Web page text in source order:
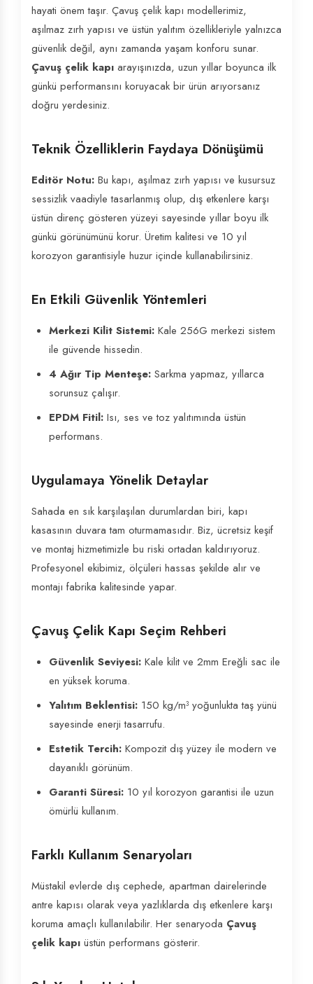
hayati önem taşır. Çavuş çelik kapı modellerimiz,
aşılmaz zırh yapısı ve üstün yalıtım özellikleriyle yalnızca
güvenlik değil, aynı zamanda yaşam konforu sunar.
Çavuş çelik kapı arayışınızda, uzun yıllar boyunca ilk
günkü performansını koruyacak bir ürün arıyorsanız
doğru yerdesiniz.
Teknik Özelliklerin Faydaya Dönüşümü
Editör Notu: Bu kapı, aşılmaz zırh yapısı ve kusursuz
sessizlik vaadiyle tasarlanmış olup, dış etkenlere karşı
üstün direnç gösteren yüzeyi sayesinde yıllar boyu ilk
günkü görünümünü korur. Üretim kalitesi ve 10 yıl
korozyon garantisiyle huzur içinde kullanabilirsiniz.
En Etkili Güvenlik Yöntemleri
Merkezi Kilit Sistemi: Kale 256G merkezi sistem
ile güvende hissedin.
4 Ağır Tip Menteşe: Sarkma yapmaz, yıllarca
sorunsuz çalışır.
EPDM Fitil: Isı, ses ve toz yalıtımında üstün
performans.
Uygulamaya Yönelik Detaylar
Sahada en sık karşılaşılan durumlardan biri, kapı
kasasının duvara tam oturmamasıdır. Biz, ücretsiz keşif
ve montaj hizmetimizle bu riski ortadan kaldırıyoruz.
Profesyonel ekibimiz, ölçüleri hassas şekilde alır ve
montajı fabrika kalitesinde yapar.
Çavuş Çelik Kapı Seçim Rehberi
Güvenlik Seviyesi: Kale kilit ve 2mm Ereğli sac ile
en yüksek koruma.
Yalıtım Beklentisi: 150 kg/m³ yoğunlukta taş yünü
sayesinde enerji tasarrufu.
Estetik Tercih: Kompozit dış yüzey ile modern ve
dayanıklı görünüm.
Garanti Süresi: 10 yıl korozyon garantisi ile uzun
ömürlü kullanım.
Farklı Kullanım Senaryoları
Müstakil evlerde dış cephede, apartman dairelerinde
antre kapısı olarak veya yazlıklarda dış etkenlere karşı
koruma amaçlı kullanılabilir. Her senaryoda Çavuş
çelik kapı üstün performans gösterir.